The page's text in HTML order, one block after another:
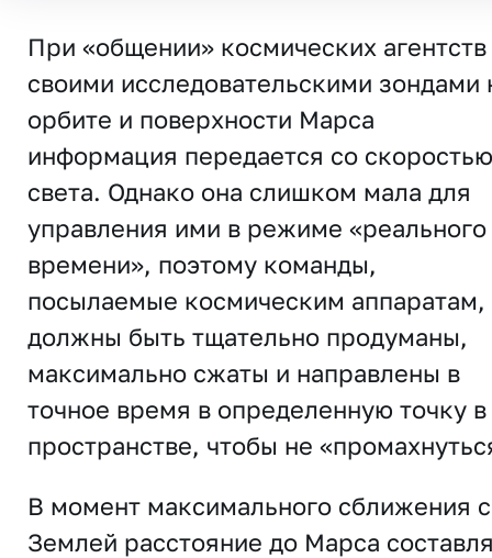
При «общении» космических агентств
своими исследовательскими зондами
орбите и поверхности Марса
информация передается со скоростью
света. Однако она слишком мала для
управления ими в режиме «реального
времени», поэтому команды,
посылаемые космическим аппаратам,
должны быть тщательно продуманы,
максимально сжаты и направлены в
точное время в определенную точку в
пространстве, чтобы не
В момент максимального сближения с
Землей расстояние до Марса